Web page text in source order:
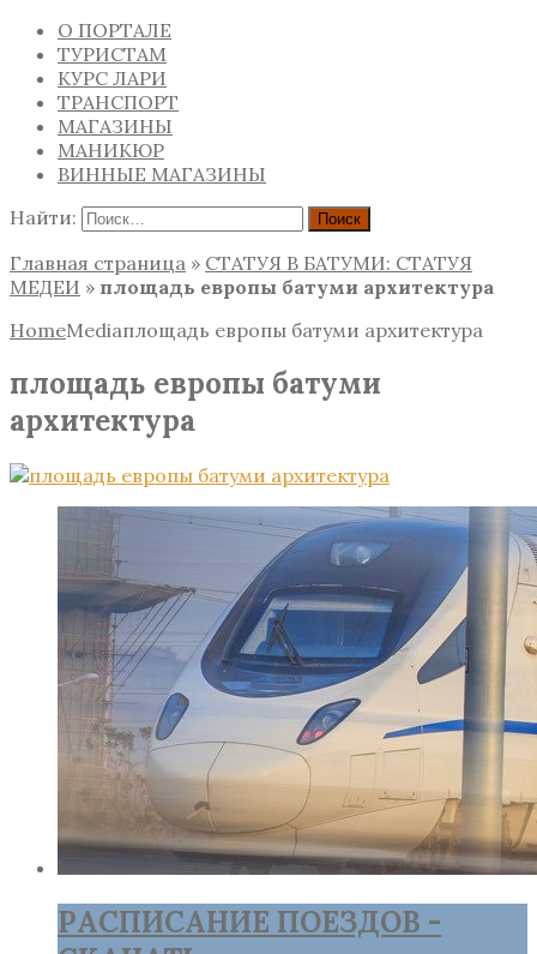
О ПОРТАЛЕ
ТУРИСТАМ
КУРС ЛАРИ
ТРАНСПОРТ
МАГАЗИНЫ
МАНИКЮР
ВИННЫЕ МАГАЗИНЫ
Найти:
Главная страница » СТАТУЯ В БАТУМИ: СТАТУЯ
МЕДЕИ » площадь европы батуми архитектура
HomeMediaплощадь европы батуми архитектура
площадь европы батуми
архитектура
РАСПИСАНИЕ ПОЕЗДОВ -